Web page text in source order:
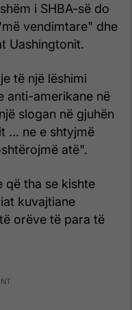
i SHBA-së do
vendimtare" dhe
Uashingtonit.
të një lëshimi
anti-amerikane në
slogan në gjuhën
... ne e shtyjmë
atë".
që tha se kishte
kuvajtiane
orëve të para të